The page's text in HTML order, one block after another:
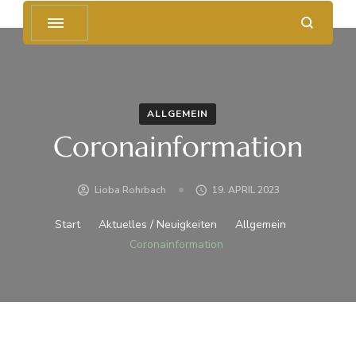
ALLGEMEIN
Coronainformation
Lioba Rohrbach 19. APRIL 2023
Start Aktuelles / Neuigkeiten
Allgemein
Coronainformation